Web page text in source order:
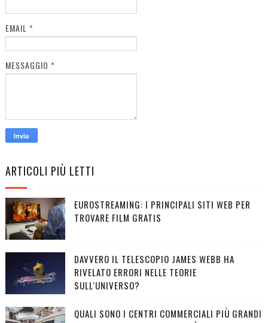
EMAIL *
MESSAGGIO *
ARTICOLI PIÙ LETTI
EUROSTREAMING: I PRINCIPALI SITI WEB PER
TROVARE FILM GRATIS
DAVVERO IL TELESCOPIO JAMES WEBB HA
RIVELATO ERRORI NELLE TEORIE
SULL'UNIVERSO?
QUALI SONO I CENTRI COMMERCIALI PIÙ GRANDI